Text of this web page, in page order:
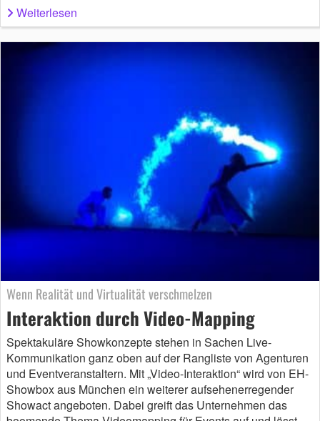
Weiterlesen
Wenn Realität und Virtualität verschmelzen
Interaktion durch Video-Mapping
Spektakuläre Showkonzepte stehen in Sachen Live-
Kommunikation ganz oben auf der Rangliste von Agenturen
und Eventveranstaltern. Mit „Video-Interaktion“ wird von EH-
Showbox aus München ein weiterer aufsehenerregender
Showact angeboten. Dabei greift das Unternehmen das